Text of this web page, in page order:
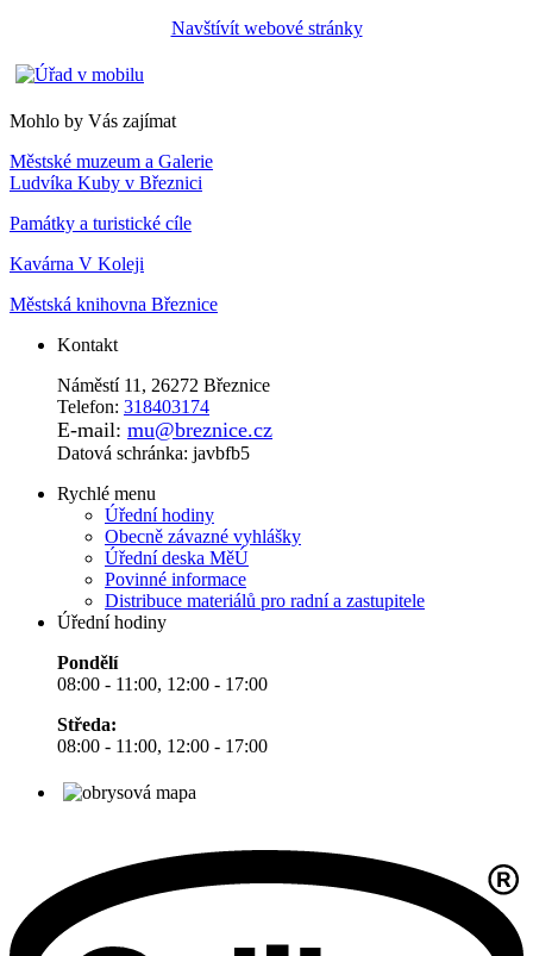
Navštívít webové stránky
Mohlo by Vás zajímat
Městské muzeum a Galerie
Ludvíka Kuby v Březnici
Památky a turistické cíle
Kavárna V Koleji
Městská knihovna Březnice
Kontakt
Náměstí 11, 26272 Březnice
Telefon: 318403174
E-mail: mu@breznice.cz
Datová schránka: javbfb5
Rychlé menu
Úřední hodiny
Obecně závazné vyhlášky
Úřední deska MěÚ
Povinné informace
Distribuce materiálů pro radní a zastupitele
Úřední hodiny
Pondělí
08:00 - 11:00, 12:00 - 17:00
Středa:
08:00 - 11:00, 12:00 - 17:00